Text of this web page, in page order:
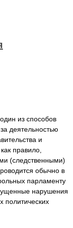
из способов
деятельностью
и
правило,
(следственными)
обычно в
парламенту
нарушения
политических